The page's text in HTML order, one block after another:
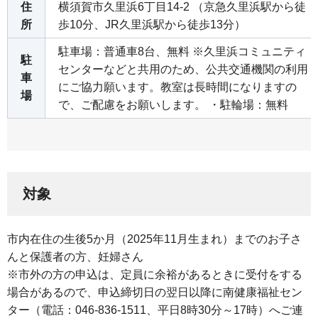
住
所
横須賀市久里浜6丁目14-2 （京急久里浜駅から徒
歩10分、JR久里浜駅から徒歩13分）
駐
車
場
駐車場：普通車8台、無料 ※久里浜コミュニティ
センターなどと共用のため、公共交通機関の利用
にご協力願います。教室は長時間になりますの
で、ご配慮をお願いします。 ・駐輪場：無料
対象
市内在住の生後5か月（2025年11月生まれ）までのお子さ
んと保護者の方、妊婦さん
※市外の方の申込は、定員に余裕があるときに受付をする
場合があるので、申込締切日の翌日以降に南健康福祉セン
ター（電話：046-836-1511、平日8時30分～17時）へご連